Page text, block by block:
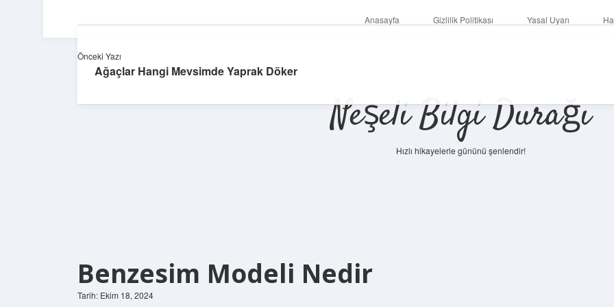
Anasayfa Gizlilik Politikası Yasal Uyarı
Neşeli Bilgi Durağı
Hızlı hikayelerle gününü şenlendir!
Benzesim Modeli Nedir
Tarih: Ekim 18, 2024
Önceki Yazı
Ağaçlar Hangi Mevsimde Yaprak Döker